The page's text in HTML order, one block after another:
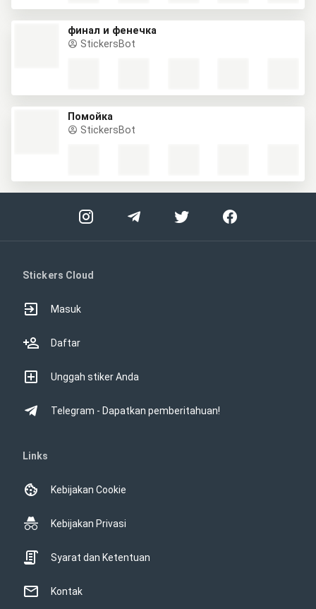
финал и фенечка
StickersBot
Помойка
StickersBot
Stickers Cloud
Masuk
Daftar
Unggah stiker Anda
Telegram - Dapatkan pemberitahuan!
Links
Kebijakan Cookie
Kebijakan Privasi
Syarat dan Ketentuan
Kontak